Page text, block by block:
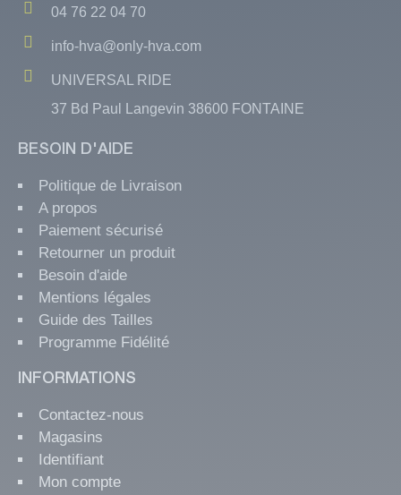
04 76 22 04 70
info-hva@only-hva.com
UNIVERSAL RIDE
37 Bd Paul Langevin 38600 FONTAINE
BESOIN D'AIDE
Politique de Livraison
A propos
Paiement sécurisé
Retourner un produit
Besoin d'aide
Mentions légales
Guide des Tailles
Programme Fidélité
INFORMATIONS
Contactez-nous
Magasins
Identifiant
Mon compte